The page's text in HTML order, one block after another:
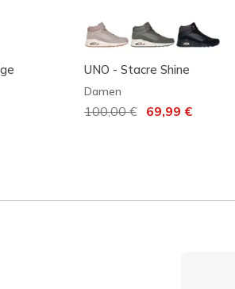
UNO - Stacre Shine
Damen
Reduziert von
100,00 €auf69,99 €